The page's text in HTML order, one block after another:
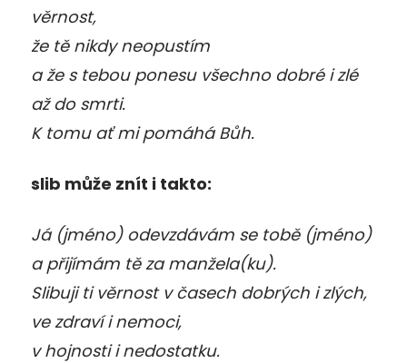
věrnost,
že tě nikdy neopustím
a že s tebou ponesu všechno dobré i zlé
až do smrti.
K tomu ať mi pomáhá Bůh.
slib může znít i takto:
Já (jméno) odevzdávám se tobě (jméno)
a přijímám tě za manžela(ku).
Slibuji ti věrnost v časech dobrých i zlých,
ve zdraví i nemoci,
v hojnosti i nedostatku.